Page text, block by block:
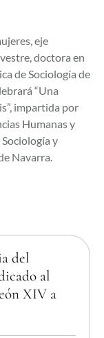
eje
doctora en
de Sociología de
“Una
impartida por
Humanas y
y
Navarra.
del
al
XIV a